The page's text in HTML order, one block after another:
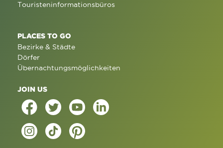
Touristeninformationsbüros
PLACES TO GO
Bezirke & Städte
Dörfer
Übernachtungsmöglichkeiten
JOIN US